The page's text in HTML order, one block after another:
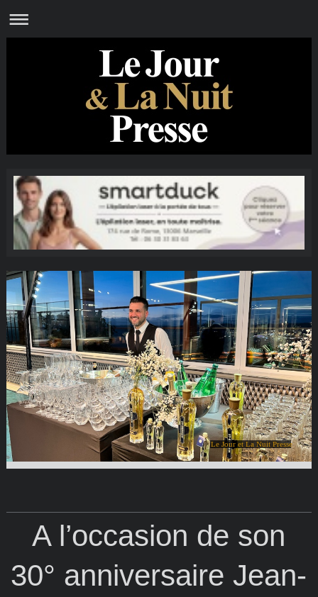
Le Jour et La Nuit Presse
A l’occasion de son
30° anniversaire Jean-